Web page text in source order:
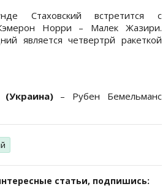
Стаховский встретится с
Норри – Малек Жазири.
является четвертрй ракеткой
(Украина) – Рубен Бемельманс
статьи, подпишись: